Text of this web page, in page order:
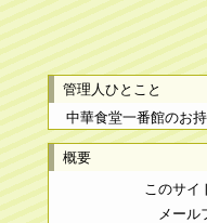
管理人ひとこと
中華食堂一番館のお
概要
このサイ
メール